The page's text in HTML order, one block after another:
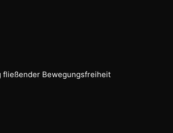
fließender Bewegungsfreiheit